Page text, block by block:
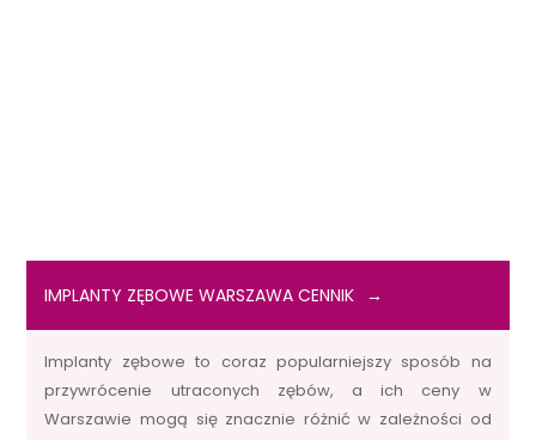
IMPLANTY ZĘBOWE WARSZAWA CENNIK
Implanty zębowe to coraz popularniejszy sposób na
przywrócenie utraconych zębów, a ich ceny w
Warszawie mogą się znacznie różnić w zależności od